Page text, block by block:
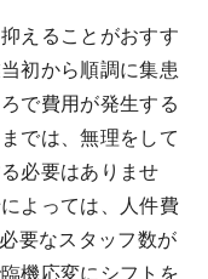
えることがおすす
初から順調に集患
で費用が発生する
では、無理をして
必要はありませ
よっては、人件費
要なスタッフ数が
機応変にシフトを